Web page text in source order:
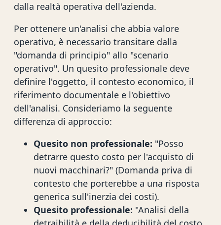
dalla realtà operativa dell'azienda.
Per ottenere un'analisi che abbia valore
operativo, è necessario transitare dalla
"domanda di principio" allo "scenario
operativo". Un quesito professionale deve
definire l'oggetto, il contesto economico, il
riferimento documentale e l'obiettivo
dell'analisi. Consideriamo la seguente
differenza di approccio:
Quesito non professionale: "Posso
detrarre questo costo per l'acquisto di
nuovi macchinari?" (Domanda priva di
contesto che porterebbe a una risposta
generica sull'inerzia dei costi).
Quesito professionale: "Analisi della